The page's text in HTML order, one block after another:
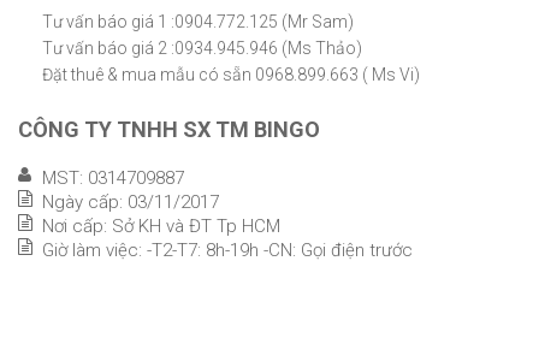
Tư vấn báo giá 1 :0904.772.125 (Mr Sam)
Tư vấn báo giá 2 :0934.945.946 (Ms Thảo)
Đặt thuê & mua mẫu có sẵn 0968.899.663 ( Ms Vi)
CÔNG TY TNHH SX TM BINGO
MST: 0314709887
Ngày cấp: 03/11/2017
Nơi cấp: Sở KH và ĐT Tp HCM
Giờ làm việc: -T2-T7: 8h-19h -CN: Gọi điện trước